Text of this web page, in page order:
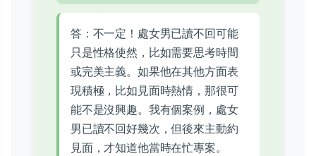
答：不一定！處女男已讀不回可能
只是性格使然，比如需要思考時間
或完美主義。如果他在其他方面表
現積極，比如見面時熱情，那很可
能不是沒興趣。我有個案例，處女
男已讀不回好幾次，但後來主動約
見面，才知道他當時在忙專案。